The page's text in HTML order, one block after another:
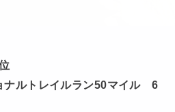
ナルトレイルラン50マイル 6